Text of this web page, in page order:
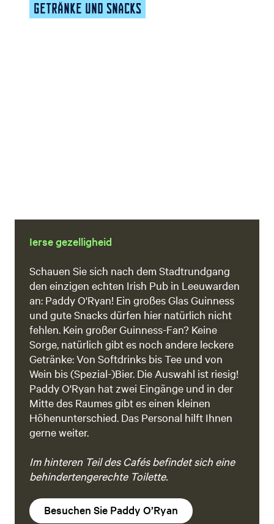
GETRÄNKE UND SNACKS
Ierse gezelligheid
Schauen Sie sich nach dem Stadtrundgang
den einzigen echten Irish Pub in Leeuwarden
an: Paddy O'Ryan! Ein großes Glas Guinness
und gute Snacks dürfen hier natürlich nicht
fehlen. Kein großer Guinness-Fan? Keine
Sorge, natürlich gibt es noch andere leckere
Getränke: Von Softdrinks bis Tee und von
Wein bis (Spezial-)Bier. Die Auswahl ist riesig!
Paddy O'Ryan hat zwei Eingänge und in der
Mitte des Raumes gibt es einen kleinen
Höhenunterschied. Das Personal hilft Ihnen
gerne weiter.
Im hinteren Teil des Cafés befindet sich eine
behindertengerechte Toilette.
Besuchen Sie Paddy O’Ryan